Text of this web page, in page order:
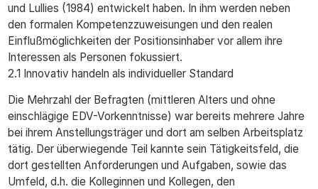
und Lullies (1984) entwickelt haben. In ihm werden neben
den formalen Kompetenzzuweisungen und den realen
Einflußmöglichkeiten der Positionsinhaber vor allem ihre
Interessen als Personen fokussiert.
2.1 Innovativ handeln als individueller Standard
Die Mehrzahl der Befragten (mittleren Alters und ohne
einschlägige EDV-Vorkenntnisse) war bereits mehrere Jahre
bei ihrem Anstellungsträger und dort am selben Arbeitsplatz
tätig. Der überwiegende Teil kannte sein Tätigkeitsfeld, die
dort gestellten Anforderungen und Aufgaben, sowie das
Umfeld, d.h. die Kolleginnen und Kollegen, den